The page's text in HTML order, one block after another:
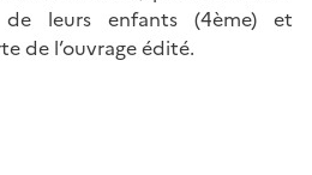
leurs enfants (4ème) et
de l’ouvrage édité.